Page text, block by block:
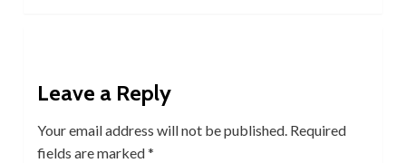
Leave a Reply
Your email address will not be published. Required
fields are marked*